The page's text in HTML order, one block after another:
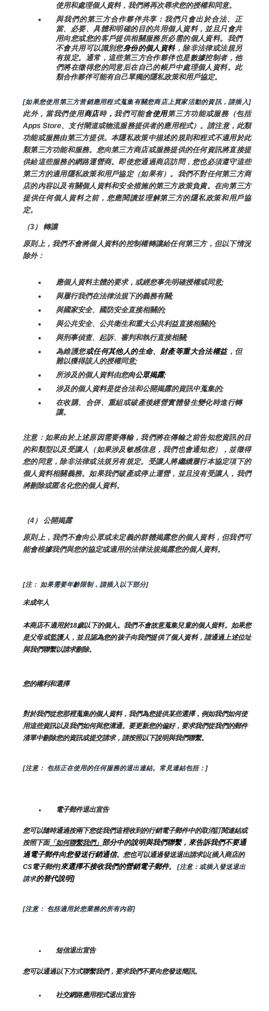
使用和處理個人資料，我們將再次尋求您的授權和同意。
與我們的第三方合作夥伴共享：我們只會出於合法、正
當、必要、具體和明確的目的共用個人資料，並且只會共
用向您或您的客戶提供相關服務所必需的個人資料。我們
不會共用可以識別您身份的個人資料，除非法律或法規另
有規定。通常，這些第三方合作夥伴也是數據控制者，他
們將在徵得您的同意后在自己的帳戶中處理個人資料。此
類合作夥伴可能有自己單獨的隱私政策和用戶協定。
[如果您使用第三方营銷應用程式蒐集有關您商店上買家活動的資訊，請插入]
此外，當我們使用商店時，我們可能會使用第三方功能或服務（包括
Apps Store、支付閘道或物流服務提供者的應用程式）。請注意，此類
功能或服務由第三方提供。本隱私政策中描述的規則和程式不適用於此
類第三方功能和服務。您向第三方商店或服務提供的任何資訊將直接提
供給這些服務的網路運營商。即使您通過商店訪問，您也必須遵守這些
第三方的適用隱私政策和用戶協定（如果有）。我們不對任何第三方商
店的內容以及有關個人資料和安全措施的第三方政策負責。在向第三方
提供任何個人資料之前，您應閱讀並理解第三方的隱私政策和用戶協
定。
（3） 轉讓
原則上，我們不會將個人資料的控制權轉讓給任何第三方，但以下情況
除外：
應個人資料主體的要求，或經您事先明確授權或同意;
與履行我們在法律法規下的義務有關;
與國家安全、國防安全直接相關的;
與公共安全、公共衛生和重大公共利益直接相關的;
與刑事偵查、起訴、審判和執行直接相關;
為維護您或任何其他人的生命、財產等重大合法權益，但
難以獲得該人的授權同意;
所涉及的個人資料由您向公眾揭露;
涉及的個人資料是從合法和公開揭露的資訊中蒐集的;
在收購、合併、重組或破產後經營實體發生變化時進行轉
讓。
注意：如果由於上述原因需要傳輸，我們將在傳輸之前告知您資訊的目
的和類型以及受讓人（如果涉及敏感信息，我們也會通知您），並徵得
您的同意，除非法律或法規另有規定。受讓人將繼續履行本協定項下的
個人資料相關義務。如果我們破產或停止運營，並且沒有受讓人，我們
將刪除或匿名化您的個人資料。
（4） 公開揭露
原則上，我們不會向公眾或未定義的群體揭露您的個人資料，但我們可
能會根據我們與您的協定或適用的法律法規揭露您的個人資料。
[注： 如果需要年齡限制，請插入以下部分]
未成年人
本商店不適用於18歲以下的個人。我們不會故意蒐集兒童的個人資料。如果您
是父母或監護人，並且認為您的孩子向我們提供了個人資料，請通過上述位址
與我們聯繫以請求刪除。
您的權利和選擇
對於我們從您那裡蒐集的個人資料，我們為您提供某些選擇，例如我們如何使
用這些資訊以及我們如何與您溝通。要更新您的偏好，要求我們從我們的郵件
清單中刪除您的資訊或提交請求，請按照以下說明與我們聯繫。
[注意： 包括正在使用的任何服務的退出連結。常見連結包括：]
電子郵件退出宣告
您可以隨時通過按兩下您從我們這裡收到的行銷電子郵件中的取消訂閱連結或
按照下面「如何聯繫我們」 部分中的說明與我們聯繫，來告訴我們不要通
過電子郵件向您發送行銷通信。您也可以通過發送退出請求以{插入商店的
CS電子郵件]來選擇不接收我們的營銷電子郵件。
[注意：或插入發送退出
請求的替代說明]
[注意： 包括適用於您業務的所有內容]
短信退出宣告
您可以通過以下方式聯繫我們，要求我們不要向您發送簡訊。
社交網路應用程式退出宣告